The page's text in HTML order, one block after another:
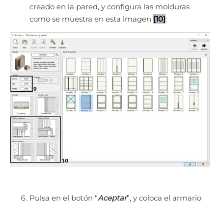
creado en la pared, y configura las molduras
como se muestra en esta imagen [10]:
Pulsa en el botón “Aceptar”, y coloca el armario